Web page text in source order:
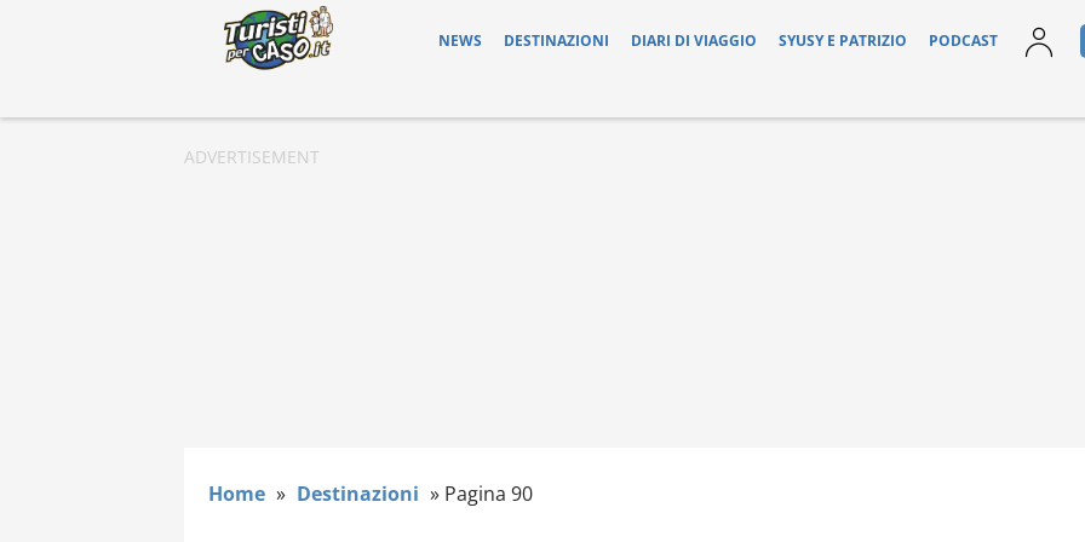
NEWS DESTINAZIONI DIARI DI VIAGGIO SYUSY E PATRIZIO PODCAST
Home » Destinazioni » Pagina 90